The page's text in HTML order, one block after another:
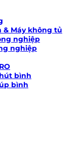
& Máy không tủ
nghiệp
nghiệp
bình
bình